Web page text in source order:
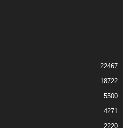
22467
18722
5500
4271
2220